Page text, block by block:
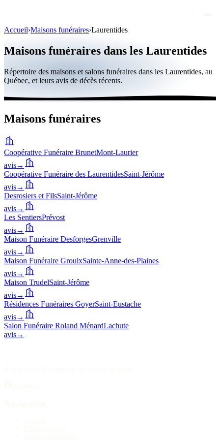
Personnalités publiques
Québec
Par ville
Maisons funéraires
Éternea
Blog
Recherche
Accueil›Maisons funéraires›Laurentides
Maisons funéraires dans les Laurentides
Répertoire des maisons et salons funéraires dans les Laurentides, au
Québec, et leurs avis de décès récents.
Maisons funéraires
Coopérative Funéraire BrunetMont-Laurier
avis→
Coopérative Funéraire des LaurentidesSaint-Jérôme
avis→
Desrosiers et FilsSaint-Jérôme
avis→
Les SentiersPrévost
avis→
Maison Funéraire DesforgesGrenville
avis→
Maison Funéraire GroulxSainte-Anne-des-Plaines
avis→
Maison TrudelSaint-Jérôme
avis→
Résidences Funéraires GoyerSaint-Eustache
avis→
Salon Funéraire Roland MénardLachute
avis→